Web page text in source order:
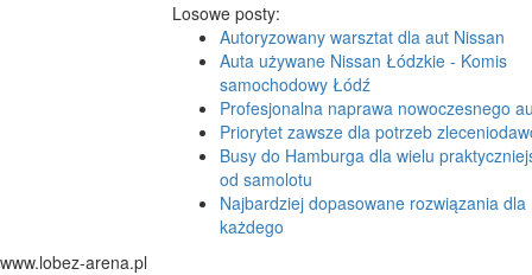
Losowe posty:
Autoryzowany warsztat dla aut Nissan
Auta używane Nissan Łódzkie - Komis
samochodowy Łódź
Profesjonalna naprawa nowoczesnego
Priorytet zawsze dla potrzeb
Busy do Hamburga dla wielu
od samolotu
Najbardziej dopasowane rozwiązania dla
każdego
www.lobez-arena.pl